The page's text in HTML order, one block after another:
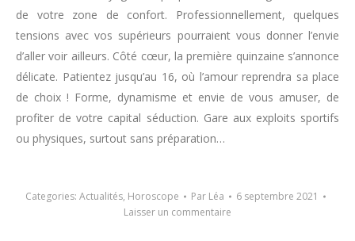
de votre zone de confort. Professionnellement, quelques
tensions avec vos supérieurs pourraient vous donner l’envie
d’aller voir ailleurs. Côté cœur, la première quinzaine s’annonce
délicate. Patientez jusqu’au 16, où l’amour reprendra sa place
de choix ! Forme, dynamisme et envie de vous amuser, de
profiter de votre capital séduction. Gare aux exploits sportifs
ou physiques, surtout sans préparation…
Categories: Actualités, Horoscope Par Léa
6 septembre 2021
Laisser un commentaire